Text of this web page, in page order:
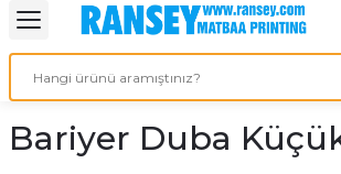
Geri Dön
Geri Dön
Geri Dön
Geri Dön
Ürünleri
Geri Dön
Geri Dön
Geri Dön
Bariyer Duba